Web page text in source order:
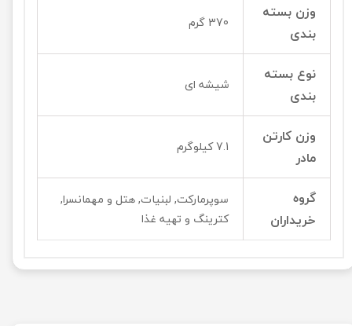
وزن بسته
بندی
370 گرم
نوع بسته
بندی
شیشه ای
وزن کارتن
مادر
7.1 کیلوگرم
گروه
خریداران
سوپرمارکت, لبنیات, هتل و مهمانسرا,
کترینگ و تهیه غذا